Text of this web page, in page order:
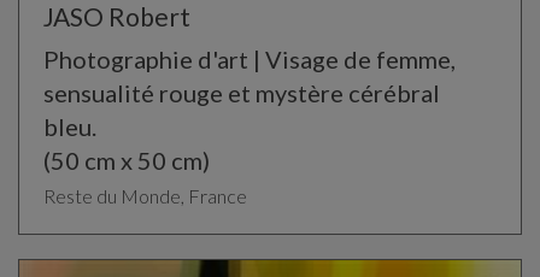
JASO Robert
Photographie d'art | Visage de femme,
sensualité rouge et mystère cérébral
bleu.
(50 cm x 50 cm)
Reste du Monde, France